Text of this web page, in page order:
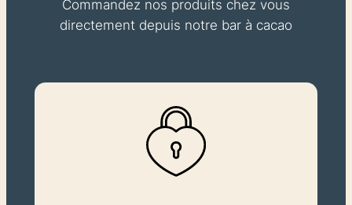
Commandez nos produits chez vous
directement depuis notre bar à cacao